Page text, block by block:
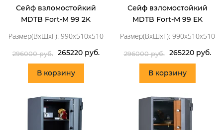
Сейф взломостойкий
MDTB Fort-M 99 2K
Размер(ВхШхГ): 990x510x510
296000 руб. 265220 руб.
В корзину
Сейф взломостойкий
MDTB Fort-M 99 EK
Размер(ВхШхГ): 990x510x510
296000 руб. 265220 руб.
В корзину